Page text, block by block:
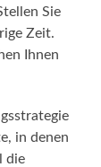
Sie
Zeit.
Ihnen
in denen
die